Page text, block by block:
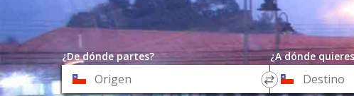
¿De dónde partes? ¿A dónde
Origen
*
Destino